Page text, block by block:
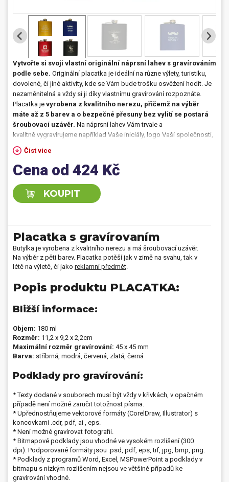
Dárečky
PO-PÁ 8:00 - 16:00
+420 516 770 521
napíšte nám
eshop@faxcopy.cz
Úvod Produkty
Novinky Blog
Kontakty
Vytvořte si svoji vlastní originální náprsní lahev s gravírováním
podle sebe. Originální placatka je ideální na různe výlety, turistiku,
dovolené, či jiné aktivity, kde se Vám bude trošku osvěžení hodit. Je
nezaměnitelná a vždy si ji díky vlastnímu gravírování rozpoznáte.
Placatka je vyrobena z kvalitního nerezu, přičemž na výběr
máte až z 5 barev a o bezpečné přesuny bez vylití se postará
šroubovací uzávěr. Na náprsní lahev Vám trvale a
kvalitně vygravírujeme například Vaše iniciály, logo Vaší společnosti,
vtipný text, či jakýkoliv symbol, např. symbol značky 50 v kruhu jako
dárek k 50-tým narozeninám
na placatku:
Jehličí nás nezničí, První pomoc při otravě nealkem,
Nezbytná výbava moderní ženy, či Nejsem kaktus, musím pít.
Placatka s vlastním gravírováním je ideální i jako
dárek pro manžela,dárek pro dědečka
Číst více
Cena od 424 Kč
KOUPIT
Placatka s gravírovaním
Butylka je vyrobena z kvalitního nerezu a má šroubovací uzávěr.
Na výběr z pěti barev. Placatka potěší jak v zimě na svahu, tak v
létě na výletě, či jako reklamní předmět
Popis produktu PLACATKA:
Bližší informace:
Objem: 180 ml
Rozměr: 11,2 x 9,2 x 2,2cm
Maximální rozměr gravírování: 45 x 45 mm
Barva: stříbrná, modrá, červená, zlatá, černá
Podklady pro gravírování:
* Texty dodané v souborech musí být vždy v křivkách, v opačném
případě není možné zaručit totožnost písma.
* Upřednostňujeme vektorové formáty (CorelDraw, Illustrator) s
koncovkami .cdr, pdf, ai , eps.
* Není možné gravírovat fotografii.
* Bitmapové podklady jsou vhodné ve vysokém rozlišení (300
dpi). Podporované formáty jsou .psd, pdf, eps, tif, jpg, bmp, png.
* Podklady z programů Word, Excel, MSPowerPoint a podklady v
bitmapu s nízkým rozlišením nejsou ve většině případů ke
gravírování vhodné.